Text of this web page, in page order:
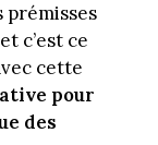
prémisses
c’est ce
cette
pour
des